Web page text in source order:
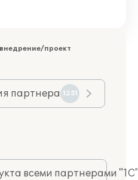
проект
партнера 1251
всеми партнерами